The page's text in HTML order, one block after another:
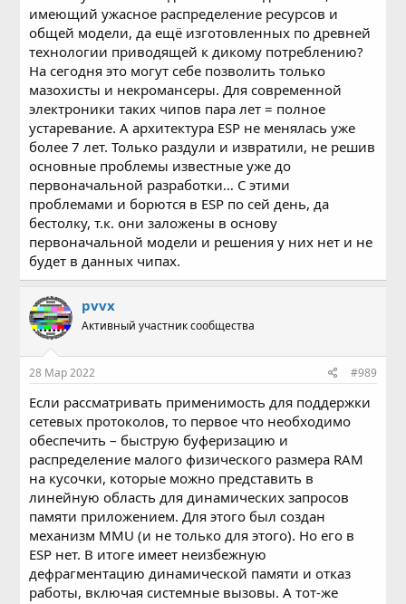
имеющий ужасное распределение ресурсов и
общей модели, да ещё изготовленных по древней
технологии приводящей к дикому потреблению?
На сегодня это могут себе позволить только
мазохисты и некромансеры. Для современной
электроники таких чипов пара лет = полное
устаревание. А архитектура ESP не менялась уже
более 7 лет. Только раздули и извратили, не решив
основные проблемы известные уже до
первоначальной разработки… С этими
проблемами и борются в ESP по сей день, да
бестолку, т.к. они заложены в основу
первоначальной модели и решения у них нет и не
будет в данных чипах.
pvvx
Активный участник сообщества
28 Мар 2022 #989
Если рассматривать применимость для поддержки
сетевых протоколов, то первое что необходимо
обеспечить – быструю буферизацию и
распределение малого физического размера RAM
на кусочки, которые можно представить в
линейную область для динамических запросов
памяти приложением. Для этого был создан
механизм MMU (и не только для этого). Но его в
ESP нет. В итоге имеет неизбежную
дефрагментацию динамической памяти и отказ
работы, включая системные вызовы. А тот-же